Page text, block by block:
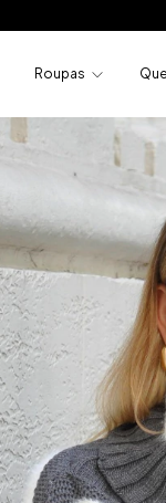
Roupas